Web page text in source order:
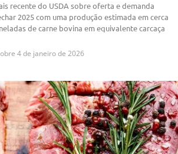
recente do USDA sobre oferta e demanda
2025 com uma produção estimada em cerca
de carne bovina em equivalente carcaça
4 de janeiro de 2026